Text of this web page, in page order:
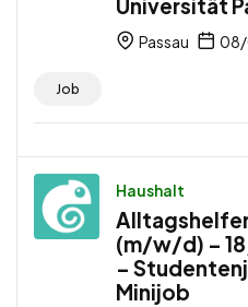
Universität
Passau
Job
Haushalt
Alltagshelfer
(m/w/d) –
–
Minijob